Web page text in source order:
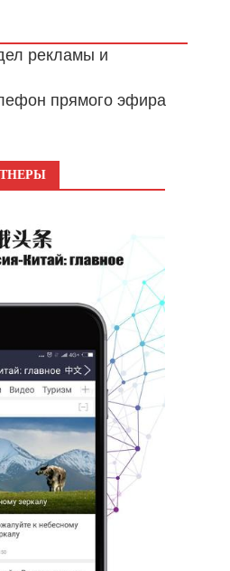
рекламы и
прямого эфира